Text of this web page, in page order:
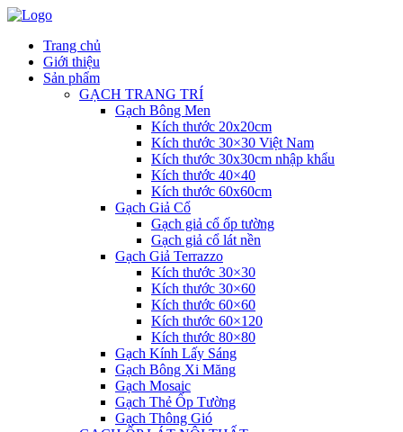
Trang chủ
Giới thiệu
Sản phẩm
GẠCH TRANG TRÍ
Gạch Bông Men
Kích thước 20x20cm
Kích thước 30×30 Việt Nam
Kích thước 30x30cm nhập khẩu
Kích thước 40×40
Kích thước 60x60cm
Gạch Giả Cổ
Gạch giả cổ ốp tường
Gạch giả cổ lát nền
Gạch Giả Terrazzo
Kích thước 30×30
Kích thước 30×60
Kích thước 60×60
Kích thước 60×120
Kích thước 80×80
Gạch Kính Lấy Sáng
Gạch Bông Xi Măng
Gạch Mosaic
Gạch Thẻ Ốp Tường
Gạch Thông Gió